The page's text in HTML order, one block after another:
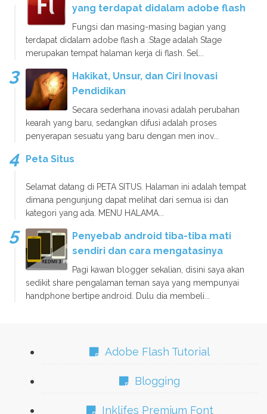
yang terdapat didalam adobe flash
Fungsi dan masing-masing bagian yang
terdapat didalam adobe flash a .Stage adalah Stage
merupakan tempat halaman kerja di flash. Sel...
Hakikat, Unsur, dan Ciri Inovasi
Pendidikan
Secara sederhana inovasi adalah perubahan
kearah yang baru, sedangkan difusi adalah proses
penyerapan sesuatu yang baru dengan men inov...
Peta Situs
Selamat datang di PETA SITUS. Halaman ini adalah tempat
dimana pengunjung dapat melihat dari semua isi dan
kategori yang ada. MENU HALAMA...
Penyebab android tiba-tiba mati
sendiri dan cara mengatasinya
Pagi kawan blogger sekalian, disini saya akan
sedikit share pengalaman teman saya yang mempunyai
handphone bertipe android. Dulu dia membeli...
Adobe Flash Tutorial
Blogging
Inklifes Premium Font